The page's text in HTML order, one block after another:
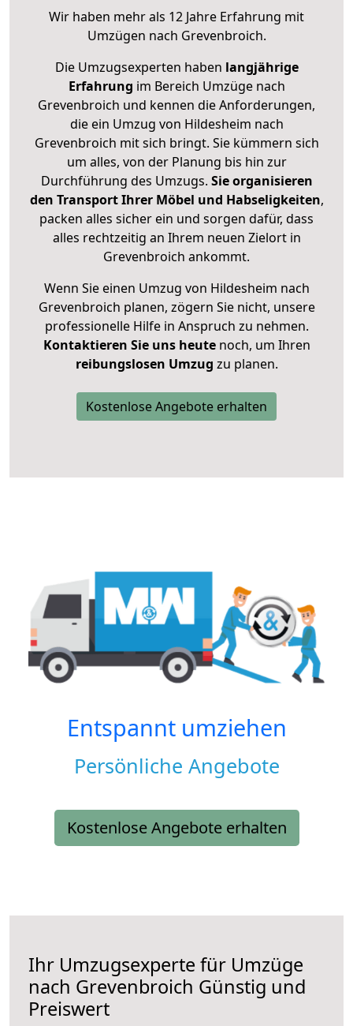
Wir haben mehr als 12 Jahre Erfahrung mit
Umzügen nach Grevenbroich.
Die Umzugsexperten haben langjährige
Erfahrung im Bereich Umzüge nach
Grevenbroich und kennen die Anforderungen,
die ein Umzug von Hildesheim nach
Grevenbroich mit sich bringt. Sie kümmern sich
um alles, von der Planung bis hin zur
Durchführung des Umzugs. Sie organisieren
den Transport Ihrer Möbel und Habseligkeiten,
packen alles sicher ein und sorgen dafür, dass
alles rechtzeitig an Ihrem neuen Zielort in
Grevenbroich ankommt.
Wenn Sie einen Umzug von Hildesheim nach
Grevenbroich planen, zögern Sie nicht, unsere
professionelle Hilfe in Anspruch zu nehmen.
Kontaktieren Sie uns heutenoch, um Ihren
reibungslosen Umzug zu planen.
Kostenlose Angebote erhalten
Entspannt umziehen
Persönliche Angebote
Kostenlose Angebote erhalten
Ihr Umzugsexperte für Umzüge
nach Grevenbroich Günstig und
Preiswert